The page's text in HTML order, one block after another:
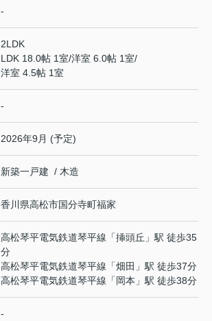
-
2LDK
LDK 18.0帖 1室/洋室 6.0帖 1室/
洋室 4.5帖 1室
-
2026年9月 (予定)
新築一戸建 / 木造
香川県高松市国分寺町福家
高松琴平電気鉄道琴平線 「挿頭丘 」駅 徒歩35
分
高松琴平電気鉄道琴平線 「畑田 」駅 徒歩37分
高松琴平電気鉄道琴平線 「 岡本 」駅 徒歩38分
-